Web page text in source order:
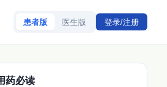
患者版 医生版 登录/注册
药必读